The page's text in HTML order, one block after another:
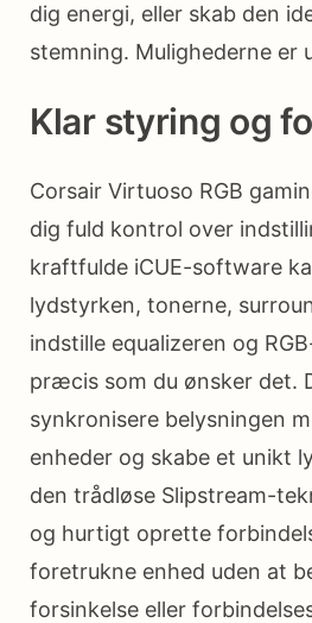
dig energi, eller skab den
stemning. Mulighederne er
Klar styring og
Corsair Virtuoso RGB
dig fuld kontrol over
kraftfulde iCUE-software
lydstyrken, tonerne,
indstille equalizeren og
præcis som du ønsker det.
synkronisere belysningen
enheder og skabe et unikt
den trådløse Slipstream-
og hurtigt oprette
foretrukne enhed uden at
forsinkelse eller